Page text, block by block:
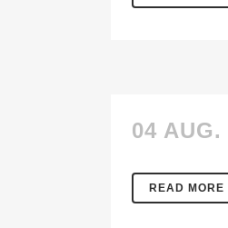
04 AUG.
READ MORE